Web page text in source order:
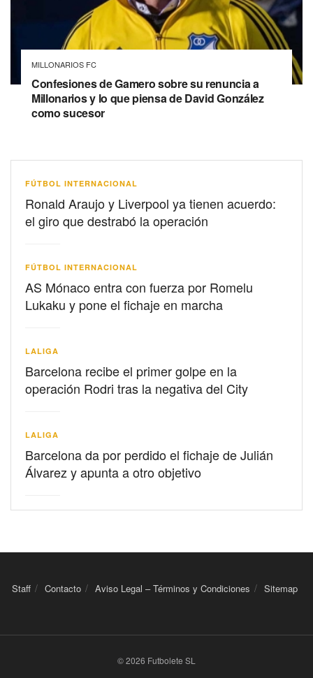
MILLONARIOS FC
Confesiones de Gamero sobre su renuncia a
Millonarios y lo que piensa de David González
como sucesor
FÚTBOL INTERNACIONAL
Ronald Araujo y Liverpool ya tienen acuerdo:
el giro que destrabó la operación
FÚTBOL INTERNACIONAL
AS Mónaco entra con fuerza por Romelu
Lukaku y pone el fichaje en marcha
LALIGA
Barcelona recibe el primer golpe en la
operación Rodri tras la negativa del City
LALIGA
Barcelona da por perdido el fichaje de Julián
Álvarez y apunta a otro objetivo
Staff Contacto Aviso Legal – Términos y Condiciones Sitemap
© 2026 Futbolete SL